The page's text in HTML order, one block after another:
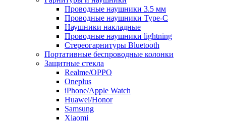
Проводные наушники 3.5 мм
Проводные наушники Type-C
Наушники накладные
Проводные наушники lightning
Стереогарнитуры Bluetooth
Портативные беспроводные колонки
Защитные стекла
Realme/OPPO
Oneplus
iPhone/Apple Watch
Huawei/Honor
Samsung
Xiaomi